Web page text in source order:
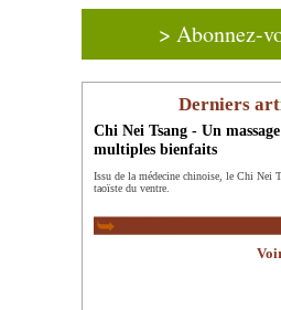
> Abonnez-
Derniers
Chi Nei Tsang - Un
multiples bienfaits
Issu de la médecine chinoise, le Chi Nei
taoïste du ventre.